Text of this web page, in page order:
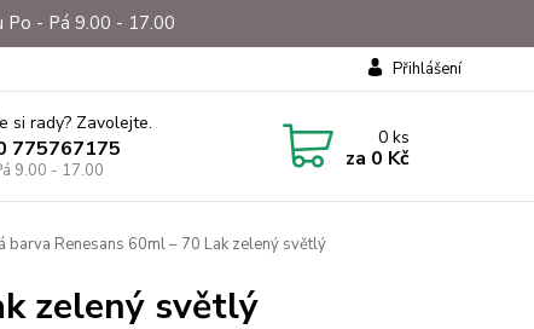
Po - Pá 9.00 - 17.00
Přihlášení
si rady? Zavolejte.
775767175
9.00 - 17.00
0ks
za 0 Kč
barva Renesans 60ml – 70 Lak zelený světlý
zelený světlý